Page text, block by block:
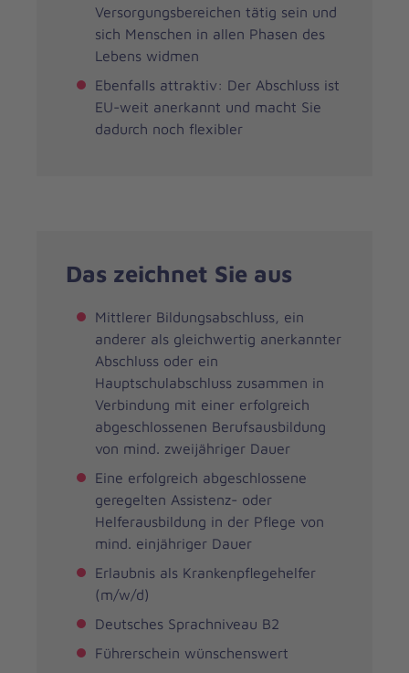
Versorgungsbereichen tätig sein und
sich Menschen in allen Phasen des
Lebens widmen
Ebenfalls attraktiv: Der Abschluss ist
EU-weit anerkannt und macht Sie
dadurch noch flexibler
Das zeichnet Sie aus
Mittlerer Bildungsabschluss, ein
anderer als gleichwertig anerkannter
Abschluss oder ein
Hauptschulabschluss zusammen in
Verbindung mit einer erfolgreich
abgeschlossenen Berufsausbildung
von mind. zweijähriger Dauer
Eine erfolgreich abgeschlossene
geregelten Assistenz- oder
Helferausbildung in der Pflege von
mind. einjähriger Dauer
Erlaubnis als Krankenpflegehelfer
(m/w/d)
Deutsches Sprachniveau B2
Führerschein wünschenswert